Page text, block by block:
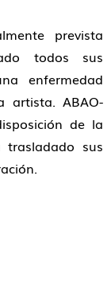
prevista
todos sus
enfermedad
artista. ABAO-
de la
trasladado sus